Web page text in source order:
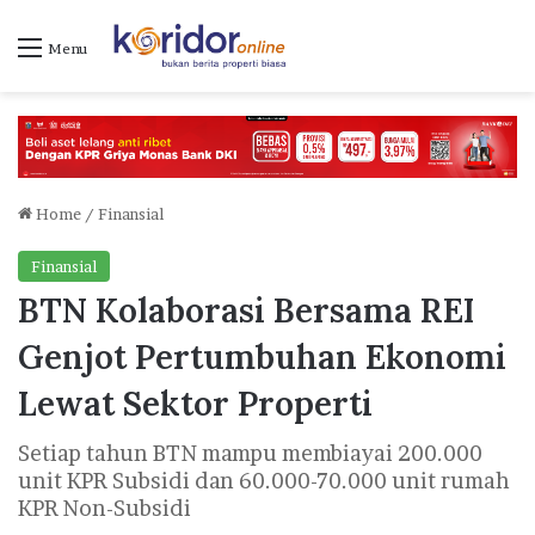
Menu
Home / Finansial
Finansial
BTN Kolaborasi Bersama REI
Genjot Pertumbuhan Ekonomi
Lewat Sektor Properti
Setiap tahun BTN mampu membiayai 200.000
unit KPR Subsidi dan 60.000-70.000 unit rumah
KPR Non-Subsidi